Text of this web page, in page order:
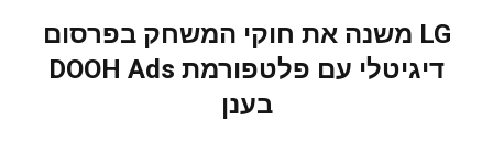
LG משנה את חוקי המשחק בפרסום
דיגיטלי עם פלטפורמת DOOH Ads
בענן